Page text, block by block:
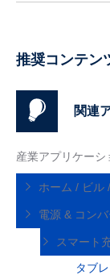
推奨コンテン
関連
産業アプリケーシ
ホーム / ビル
電源 & コンバ
スマート
タブ